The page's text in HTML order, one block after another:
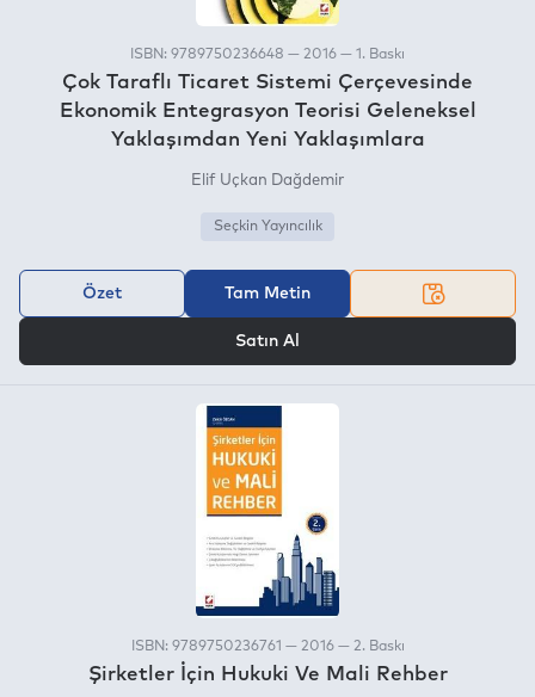
ISBN: 9789750236648 — 2016 — 1. Baskı
Çok Taraflı Ticaret Sistemi Çerçevesinde
Ekonomik Entegrasyon Teorisi Geleneksel
Yaklaşımdan Yeni Yaklaşımlara
Elif Uçkan Dağdemir
Seçkin Yayıncılık
Özet Tam Metin
Satın Al
ISBN: 9789750236761 — 2016 — 2. Baskı
Şirketler İçin Hukuki Ve Mali Rehber